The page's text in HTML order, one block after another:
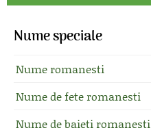
Nume speciale
Nume romanesti
Nume de fete romanesti
Nume de baieti romanesti